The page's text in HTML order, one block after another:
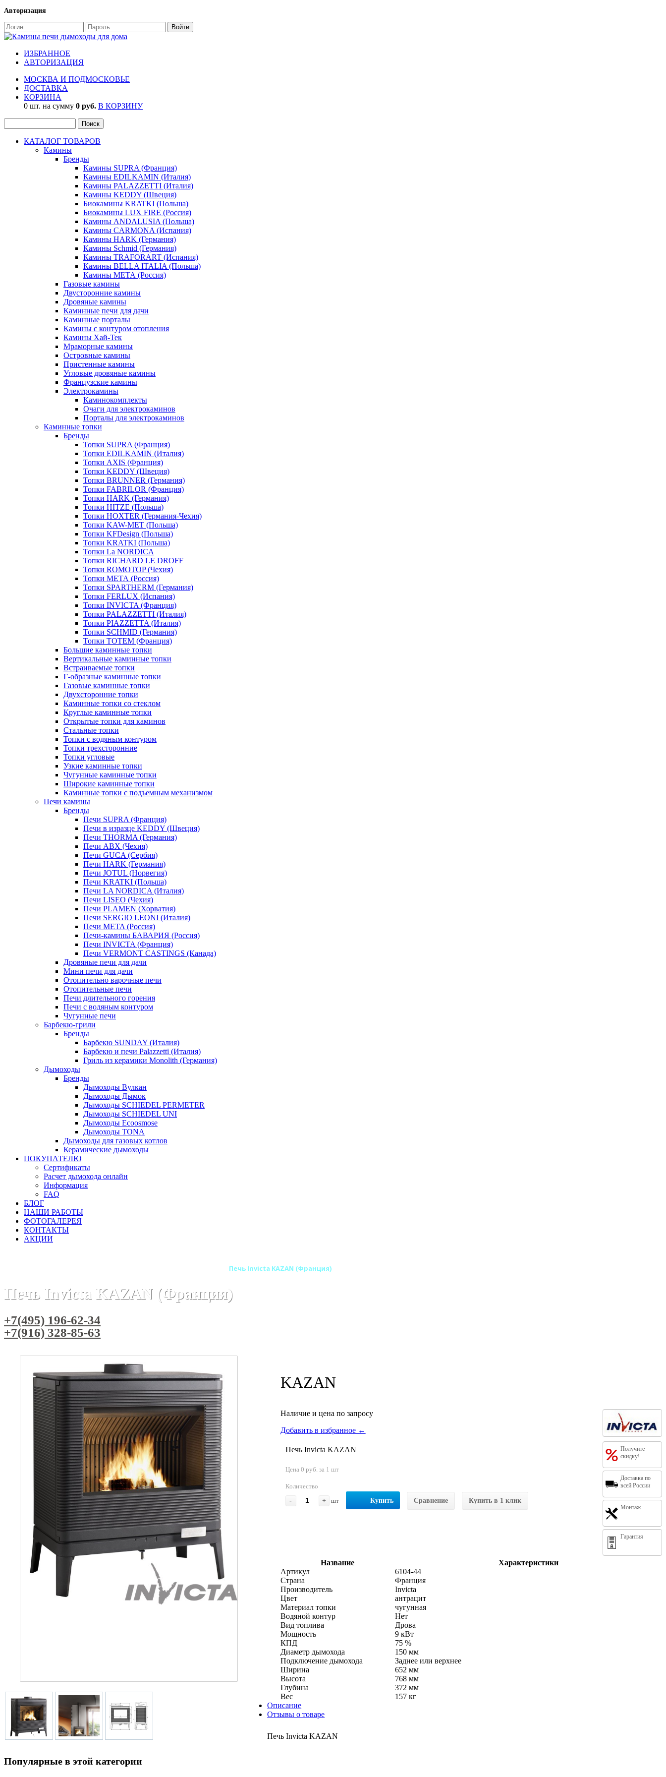
Авторизация
ИЗБРАННОЕ
АВТОРИЗАЦИЯ
МОСКВА И ПОДМОСКОВЬЕ
ДОСТАВКА
КОРЗИНА
0 шт. на сумму 0 руб. В КОРЗИНУ
КАТАЛОГ ТОВАРОВ
Камины
Бренды
Камины SUPRA (Франция)
Камины EDILKAMIN (Италия)
Камины PALAZZETTI (Италия)
Камины KEDDY (Швеция)
Биокамины KRATKI (Польша)
Биокамины LUX FIRE (Россия)
Камины ANDALUSIA (Польша)
Камины CARMONA (Испания)
Камины HARK (Германия)
Камины Schmid (Германия)
Камины TRAFORART (Испания)
Камины BELLA ITALIA (Польша)
Камины МЕТА (Россия)
Газовые камины
Двусторонние камины
Дровяные камины
Каминные печи для дачи
Каминные порталы
Камины с контуром отопления
Камины Хай-Тек
Мраморные камины
Островные камины
Пристенные камины
Угловые дровяные камины
Французские камины
Электрокамины
Каминокомплекты
Очаги для электрокаминов
Порталы для электрокаминов
Каминные топки
Бренды
Топки SUPRA (Франция)
Топки EDILKAMIN (Италия)
Топки AXIS (Франция)
Топки KEDDY (Швеция)
Топки BRUNNER (Германия)
Топки FABRILOR (Франция)
Топки HARK (Германия)
Топки HITZE (Польша)
Топки HOXTER (Германия-Чехия)
Топки KAW-MET (Польша)
Топки KFDesign (Польша)
Топки KRATKI (Польша)
Топки La NORDICA
Топки RICHARD LE DROFF
Топки ROMOTOP (Чехия)
Топки МЕТА (Россия)
Топки SPARTHERM (Германия)
Топки FERLUX (Испания)
Топки INVICTA (Франция)
Топки PALAZZETTI (Италия)
Топки PIAZZETTA (Италия)
Топки SCHMID (Германия)
Топки TOTEM (Франция)
Большие каминные топки
Вертикальные каминные топки
Встраиваемые топки
Г-образные каминные топки
Газовые каминные топки
Двухсторонние топки
Каминные топки со стеклом
Круглые каминные топки
Открытые топки для каминов
Стальные топки
Топки с водяным контуром
Топки трехсторонние
Топки угловые
Узкие каминные топки
Чугунные каминные топки
Широкие каминные топки
Каминные топки с подъемным механизмом
Печи камины
Бренды
Печи SUPRA (Франция)
Печи в изразце KEDDY (Швеция)
Печи THORMA (Германия)
Печи ABX (Чехия)
Печи GUCA (Сербия)
Печи HARK (Германия)
Печи JOTUL (Норвегия)
Печи KRATKI (Польша)
Печи LA NORDICA (Италия)
Печи LISEO (Чехия)
Печи PLAMEN (Хорватия)
Печи SERGIO LEONI (Италия)
Печи META (Россия)
Печи-камины БАВАРИЯ (Россия)
Печи INVICTA (Франция)
Печи VERMONT CASTINGS (Канада)
Дровяные печи для дачи
Мини печи для дачи
Отопительно варочные печи
Отопительные печи
Печи длительного горения
Печи с водяным контуром
Чугунные печи
Барбекю-грили
Бренды
Барбекю SUNDAY (Италия)
Барбекю и печи Palazzetti (Италия)
Гриль из керамики Monolith (Германия)
Дымоходы
Бренды
Дымоходы Вулкан
Дымоходы Дымок
Дымоходы SCHIEDEL PERMETER
Дымоходы SCHIEDEL UNI
Дымоходы Ecoosmose
Дымоходы TONA
Дымоходы для газовых котлов
Керамические дымоходы
ПОКУПАТЕЛЮ
Сертификаты
Расчет дымохода онлайн
Информация
FAQ
БЛОГ
НАШИ РАБОТЫ
ФОТОГАЛЕРЕЯ
КОНТАКТЫ
АКЦИИ
Печь Invicta KAZAN (Франция)
Печь Invicta KAZAN (Франция)
+7(495) 196-62-34
+7(916) 328-85-63
KAZAN
Получите
скидку!
Доставка по
всей России
Монтаж
Гарантия
Наличие и цена по запросу
Добавить в избранное ←
Печь Invicta KAZAN
Цена 0 руб. за 1 шт
Количество
-
+ шт Купить Сравнение Купить в 1 клик
Название
Характеристики
Артикул
6104-44
Страна
Франция
Производитель
Invicta
Цвет
антрацит
Материал топки
чугунная
Водяной контур
Нет
Вид топлива
Дрова
Мощность
9 кВт
КПД
75 %
Диаметр дымохода
150 мм
Подключение дымохода
Заднее или верхнее
Ширина
652 мм
Высота
768 мм
Глубина
372 мм
Вес
157 кг
Описание
Отзывы о товаре
Печь Invicta KAZAN
Популярные в этой категории